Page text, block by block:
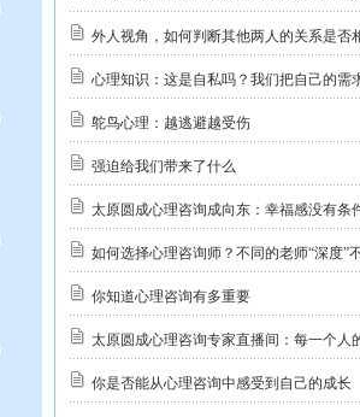
外人视角，如何判断其他两人的关系是否
心理知识：这是自私吗？我们把自己的需
鸵鸟心理：越逃避越受伤
强迫给我们带来了什么
太原圆成心理咨询成向东：幸福感没有条
如何选择心理咨询师？不同的老师“深度”
你知道心理咨询有多重要
太原圆成心理咨询专家直播间：每一个人
你是否能从心理咨询中感受到自己的成长